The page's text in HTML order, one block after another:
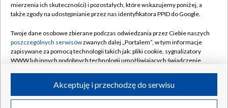
Naziemna Telewizja Cyfrowa
Rada Programowa
System NOS
Informacje o nadawcy
Program dla prasy
Pomoc
Kontakt
Kanały
©2026 Telewizja Polska S.A. w likwidacji
mierzenia ich skuteczności) i pozostałych, które wskazujemy poniżej, a
także zgody na udostępnianie przez nas identyfikatora PPID do Google.
Twoje dane osobowe zbierane podczas odwiedzania przez Ciebie naszych
poszczególnych serwisówzwanych dalej „Portalem”, w tym informacje
zapisywane za pomocą technologii takich jak: pliki cookie, sygnalizatory
WWW lub innych podobnych technologii umożliwiających świadczenie
ruchu w Internecie.Akceptuję i przechodzę do serwisu